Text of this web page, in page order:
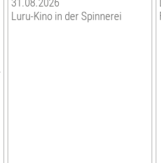
Luru-Kino in der Spinnerei